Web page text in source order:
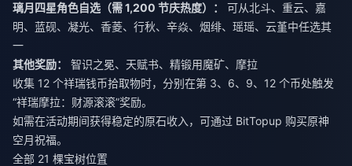
璃月四星角色自选（需 1,200 节庆热度）：
可从北斗、重云、嘉
明、蓝砚、凝光、香菱、行秋、辛焱、烟绯、瑶瑶、云堇中任选其
一
其他奖励：
智识之冕、天赋书、精锻用魔矿、摩拉
收集 12 个祥瑞钱币拾取物时，分别在第 3、6、9、12 个币处触发
“祥瑞摩拉：财源滚滚”奖励。
如需在活动期间获得稳定的原石收入，可通过 BitTopup 购买原神
空月祝福。
全部 21 棵宝树位置